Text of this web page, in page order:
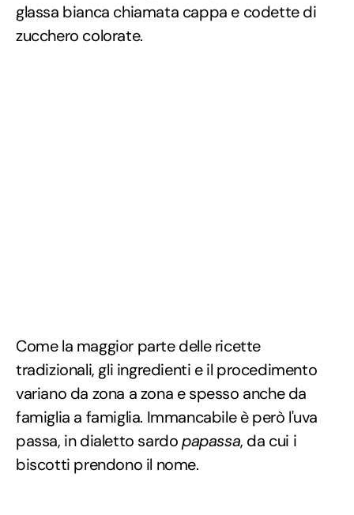
glassa bianca chiamata cappa e codette di
zucchero colorate.
Come la maggior parte delle ricette
tradizionali, gli ingredienti e il procedimento
variano da zona a zona e spesso anche da
famiglia a famiglia. Immancabile è però l'uva
passa, in dialetto sardopapassa, da cui i
biscotti prendono il nome.